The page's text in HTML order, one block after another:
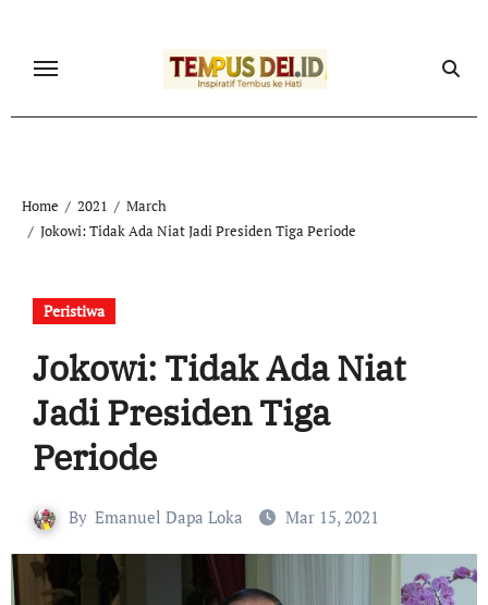
content
Home 2021
March
Jokowi: Tidak Ada Niat Jadi Presiden Tiga Periode
Peristiwa
Jokowi: Tidak Ada Niat
Jadi Presiden Tiga
Periode
By Emanuel Dapa Loka Mar 15, 2021